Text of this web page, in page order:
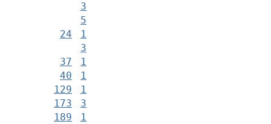
3
5
24
1
3
37
1
40
129
1
173
1
189
3
1